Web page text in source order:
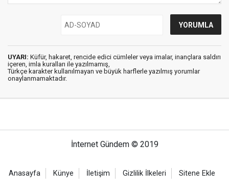
UYARI: Küfür, hakaret, rencide edici cümleler veya imalar, inançlara saldırı
içeren, imla kuralları ile yazılmamış,
Türkçe karakter kullanılmayan ve büyük harflerle yazılmış yorumlar
onaylanmamaktadır.
İnternet Gündem © 2019
Anasayfa Künye İletişim Gizlilik İlkeleri Sitene Ekle